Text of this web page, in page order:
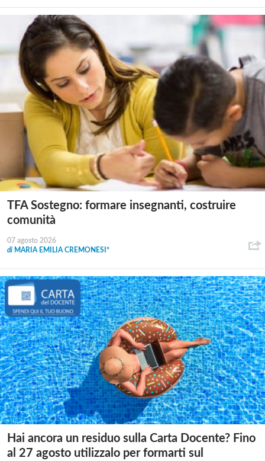
TFA Sostegno: formare insegnanti, costruire
comunità
07 agosto 2026
di MARIA EMILIA CREMONESI*
Hai ancora un residuo sulla Carta Docente? Fino
al 27 agosto utilizzalo per formarti sul